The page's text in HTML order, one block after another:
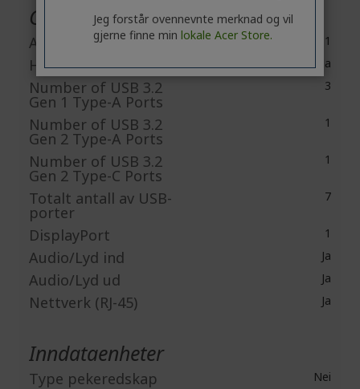
Grensesnitt / porter
Antall HDMI-porter 1
HDMI Ja
Number of USB 3.2
Gen 1 Type-A Ports
3
Number of USB 3.2
Gen 2 Type-A Ports
1
Number of USB 3.2
Gen 2 Type-C Ports
1
Totalt antall av USB-
porter
7
DisplayPort 1
Audio/Lyd ind Ja
Audio/Lyd ud Ja
Nettverk (RJ-45) Ja
Inndataenheter
Type pekeredskap Nei
Jeg forstår ovennevnte merknad og vil
gjerne finne min lokale Acer Store.